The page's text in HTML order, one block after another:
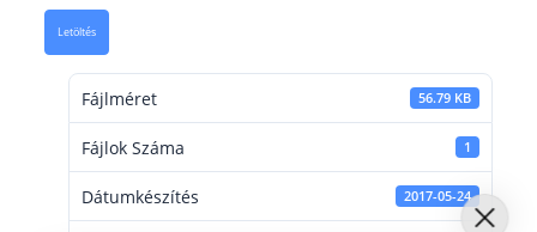
Letöltés
Fájlméret 56.79 KB
Fájlok Száma 1
Dátumkészítés 2017-05-24